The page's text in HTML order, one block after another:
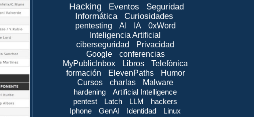
Hacking Eventos
Seguridad
Informática
Curiosidades
pentesting AI IA
0xWord
Inteligencia Artificial
ciberseguridad
Privacidad
Google
conferencias
MyPublicInbox
Libros
Telefónica
formación
ElevenPaths
Humor
Cursos
charlas
Malware
hardening
Artificial Intelligence
pentest
Latch LLM
hackers
Iphone
GenAI Identidad
Linux